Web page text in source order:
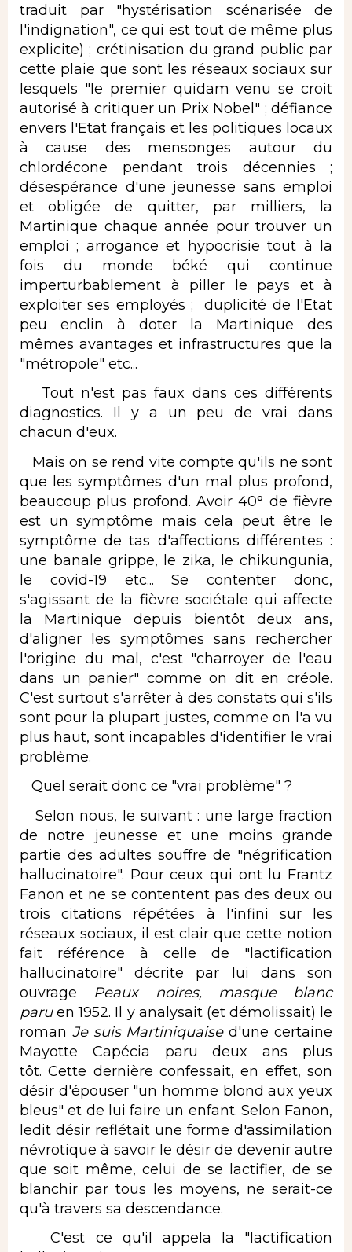
traduit par "hystérisation scénarisée de
l'indignation", ce qui est tout de même plus
explicite) ; crétinisation du grand public par
cette plaie que sont les réseaux sociaux sur
lesquels "le premier quidam venu se croit
autorisé à critiquer un Prix Nobel" ; défiance
envers l'Etat français et les politiques locaux
à cause des mensonges autour du
chlordécone pendant trois décennies ;
désespérance d'une jeunesse sans emploi
et obligée de quitter, par milliers, la
Martinique chaque année pour trouver un
emploi ; arrogance et hypocrisie tout à la
fois du monde béké qui continue
imperturbablement à piller le pays et à
exploiter ses employés ; duplicité de l'Etat
peu enclin à doter la Martinique des
mêmes avantages et infrastructures que la
"métropole" etc...
Tout n'est pas faux dans ces différents
diagnostics. Il y a un peu de vrai dans
chacun d'eux.
Mais on se rend vite compte qu'ils ne sont
que les symptômes d'un mal plus profond,
beaucoup plus profond. Avoir 40° de fièvre
est un symptôme mais cela peut être le
symptôme de tas d'affections différentes :
une banale grippe, le zika, le chikungunia,
le covid-19 etc... Se contenter donc,
s'agissant de la fièvre sociétale qui affecte
la Martinique depuis bientôt deux ans,
d'aligner les symptômes sans rechercher
l'origine du mal, c'est "charroyer de l'eau
dans un panier" comme on dit en créole.
C'est surtout s'arrêter à des constats qui s'ils
sont pour la plupart justes, comme on l'a vu
plus haut, sont incapables d'identifier le vrai
problème.
Quel serait donc ce "vrai problème" ?
Selon nous, le suivant : une large fraction
de notre jeunesse et une moins grande
partie des adultes souffre de "négrification
hallucinatoire". Pour ceux qui ont lu Frantz
Fanon et ne se contentent pas des deux ou
trois citations répétées à l'infini sur les
réseaux sociaux, il est clair que cette notion
fait référence à celle de "lactification
hallucinatoire" décrite par lui dans son
ouvrage Peaux noires, masque blanc
paruen 1952. Il y analysait (et démolissait) le
roman Je suis Martiniquaised'une certaine
Mayotte Capécia paru deux ans plus
tôt. Cette dernière confessait, en effet, son
désir d'épouser "un homme blond aux yeux
bleus" et de lui faire un enfant. Selon Fanon,
ledit désir reflétait une forme d'assimilation
névrotique à savoir le désir de devenir autre
que soit même, celui de se lactifier, de se
blanchir par tous les moyens, ne serait-ce
qu'à travers sa descendance.
C'est ce qu'il appela la "lactification